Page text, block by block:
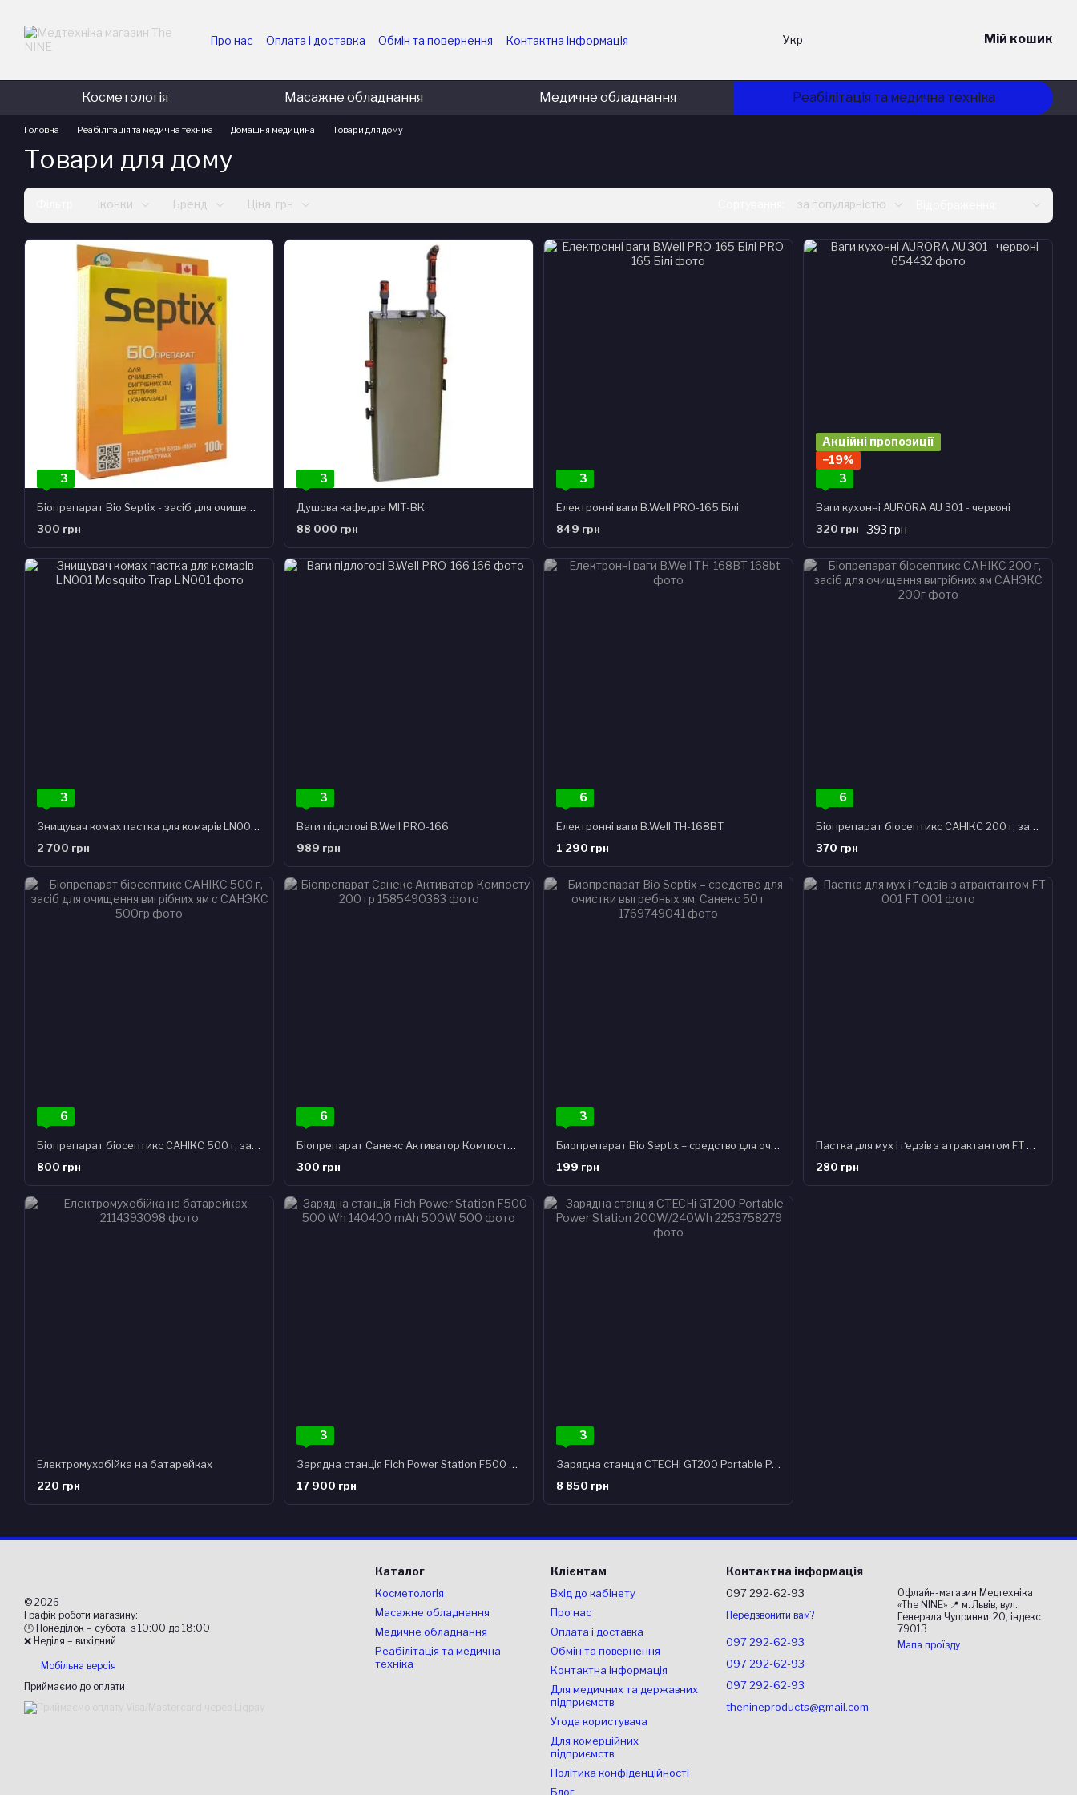
Про нас Оплата і доставка Обмін та повернення
Контактна інформація
Укр Мій кошик
Косметологія Масажне обладнання Медичне обладнання Реабілітація та медична техніка
Головна Реабілітація та медична техніка Домашня медицина Товари для дому
Товари для дому
Іконки Бренд Ціна, грн за популярністю
3
Біопрепарат Bio Septix - засіб для очищення вигрібних ям, Санекс 100г
300 грн
3
Душова кафедра МІТ-ВК
88 000 грн
3
Електронні ваги B.Well PRO-165 Білі
849 грн
Акційні пропозиції
−19%
3
Ваги кухонні AURORA AU 301 - червоні
393 грн
320 грн
3
Знищувач комах пастка для комарів LN001 Mosquito Trap
2 700 грн
3
Ваги підлогові B.Well PRO-166
989 грн
6
Електронні ваги B.Well TH-168BT
1 290 грн
6
Біопрепарат біосептикс САНІКС 200 г, засіб для очищення вигрібних ям
370 грн
6
Біопрепарат біосептикс САНІКС 500 г, засіб для очищення вигрібних ям
800 грн
6
Біопрепарат Санекс Активатор Компосту 200 гр
300 грн
3
Биопрепарат Bio Septix – средство для очистки выгребных ям, Санекс 50 г
199 грн
Пастка для мух і ґедзів з атрактантом FT 001
280 грн
Електромухобійка на батарейках
220 грн
3
Зарядна станція Fich Power Station F500 500 Wh 140400 mAh 500W
17 900 грн
3
Зарядна станція CTECHi GT200 Portable Power Station 200W/240Wh
8 850 грн
© 2026
Графік роботи магазину:
🕒 Понеділок – субота: з 10:00 до 18:00
❌ Неділя – вихідний
Мобільна версія
Приймаємо до оплати
Каталог
Косметологія
Масажне обладнання
Медичне обладнання
Реабілітація та медична
техніка
Клієнтам
Вхід до кабінету
Про нас
Оплата і доставка
Обмін та повернення
Контактна інформація
Для медичних та державних
підприємств
Угода користувача
Для комерційних
підприємств
Політика конфіденційності
Блог
Контактна інформація
097 292-62-93
Передзвонити вам?
097 292-62-93
097 292-62-93
097 292-62-93
thenineproducts@gmail.com
Офлайн-магазин Медтехніка
«The NINE» 📍 м. Львів, вул.
Генерала Чупринки, 20, індекс
79013
Мапа проїзду